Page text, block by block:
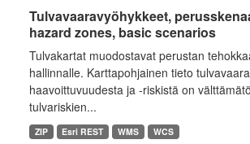
Tulvavaaravyöhykkeet,
hazard zones, basic scenarios
Tulvakartat muodostavat perustan
hallinnalle. Karttapohjainen tieto
haavoittuvuudesta ja -riskistä on
tulvariskien...
ZIP Esri REST WMS WCS